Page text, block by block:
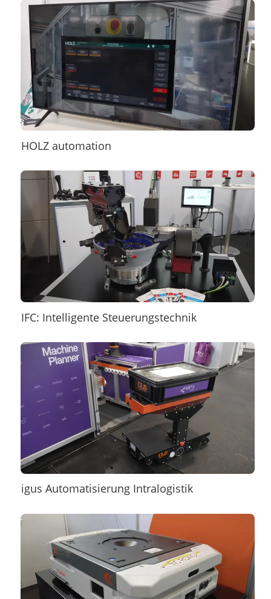
HOLZ automation
IFC: Intelligente Steuerungstechnik
igus Automatisierung Intralogistik